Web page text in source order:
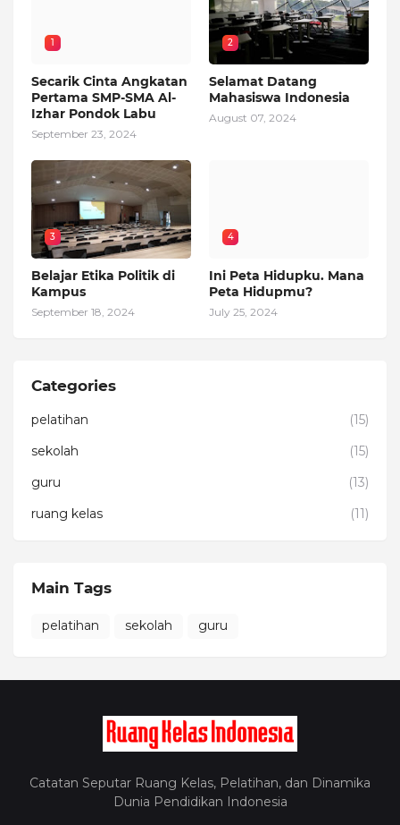
1
Secarik Cinta Angkatan
Pertama SMP-SMA Al-
Izhar Pondok Labu
September 23, 2024
2
Selamat Datang
Mahasiswa Indonesia
August 07, 2024
3
Belajar Etika Politik di
Kampus
September 18, 2024
4
Ini Peta Hidupku. Mana
Peta Hidupmu?
July 25, 2024
Categories
pelatihan
(15)
sekolah
(15)
guru
(13)
ruang kelas
(11)
Main Tags
pelatihan sekolah guru
Catatan Seputar Ruang Kelas, Pelatihan, dan Dinamika
Dunia Pendidikan Indonesia